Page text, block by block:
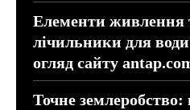
Елементи живлення
лічильники для
огляд сайту
Точне